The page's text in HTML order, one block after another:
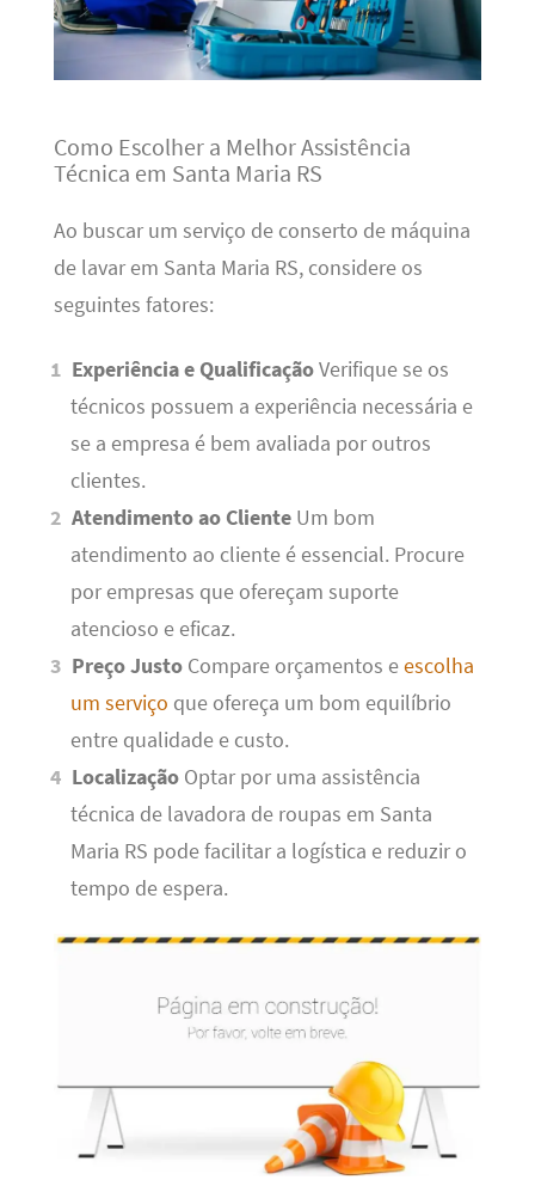
Como Escolher a Melhor Assistência
Técnica em Santa Maria RS
Ao buscar um serviço de conserto de máquina
de lavar em Santa Maria RS, considere os
seguintes fatores:
Experiência e QualificaçãoVerifique se os
técnicos possuem a experiência necessária e
se a empresa é bem avaliada por outros
clientes.
Atendimento ao Cliente Um bom
atendimento ao cliente é essencial. Procure
por empresas que ofereçam suporte
atencioso e eficaz.
Preço Justo Compare orçamentos eescolha
um serviço que ofereça um bom equilíbrio
entre qualidade e custo.
Localização Optar por uma assistência
técnica de lavadora de roupas em Santa
Maria RS pode facilitar a logística e reduzir o
tempo de espera.